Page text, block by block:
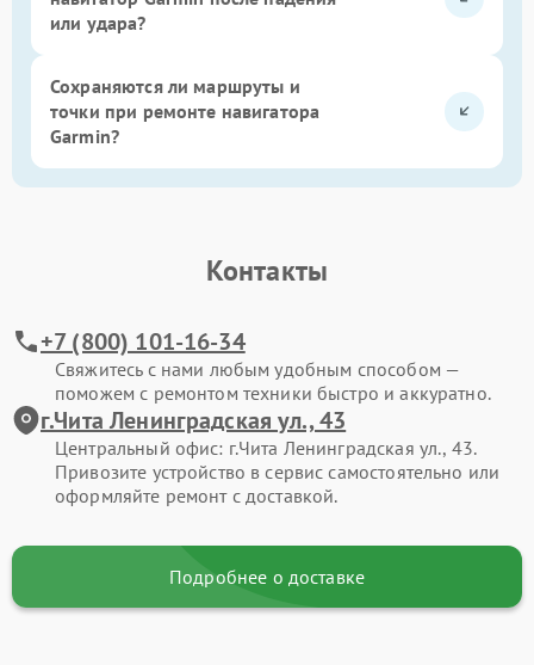
или удара?
Сохраняются ли маршруты и
точки при ремонте навигатора
Garmin?
Контакты
+7 (800) 101-16-34
Свяжитесь с нами любым удобным способом —
поможем с ремонтом техники быстро и аккуратно.
г.Чита Ленинградская ул., 43
Центральный офис: г.Чита Ленинградская ул., 43.
Привозите устройство в сервис самостоятельно или
оформляйте ремонт с доставкой.
Подробнее о доставке